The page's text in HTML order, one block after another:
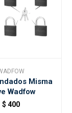
Misma
Wadfow
$ 400